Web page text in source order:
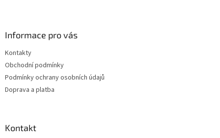
Informace pro vás
Kontakty
Obchodní podmínky
Podmínky ochrany osobních údajů
Doprava a platba
Kontakt